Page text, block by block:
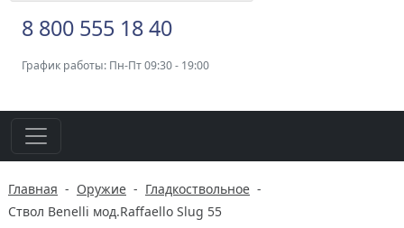
8 800 555 18 40
График работы: Пн-Пт 09:30 - 19:00
Главная - Оружие - Гладкоствольное -
Ствол Benelli мод.Raffaello Slug 55